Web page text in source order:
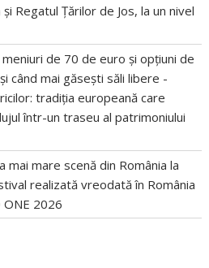
Regatul Țărilor de Jos, la un nivel
de 70 de euro și opțiuni de
când mai găsești săli libere -
tradiția europeană care
într-un traseu al patrimoniului
mai mare scenă din România la
realizată vreodată în România
ONE 2026